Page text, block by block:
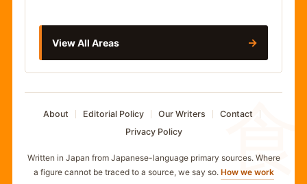
食
View All Areas →
About Editorial Policy Our Writers
Contact
Privacy Policy
Written in Japan from Japanese-language primary sources. Where
a figure cannot be traced to a source, we say so. How we work